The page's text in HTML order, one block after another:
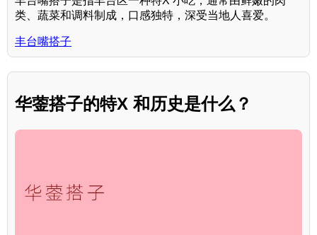
类、蔬菜和调料制成，口感独特，深受当地人喜爱。
丰台嘴搭子
华蓥搭子的特X 和历史是什么？